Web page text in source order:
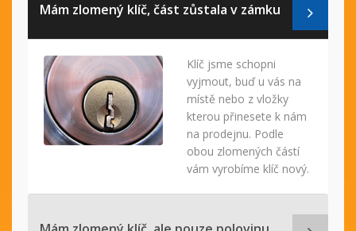
Mám zlomený klíč, část zůstala v zámku
Klíč jsme schopni
vyjmout, buď u vás na
místě nebo z vložky
kterou přinesete k nám
na prodejnu. Podle
obou zlomených částí
vám vyrobíme klíč nový.